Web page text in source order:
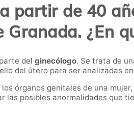
partir de 40
¿En
del ginecólogo. Se trata de
del útero para ser analizadas
los órganos genitales de una
las posibles anormalidades que